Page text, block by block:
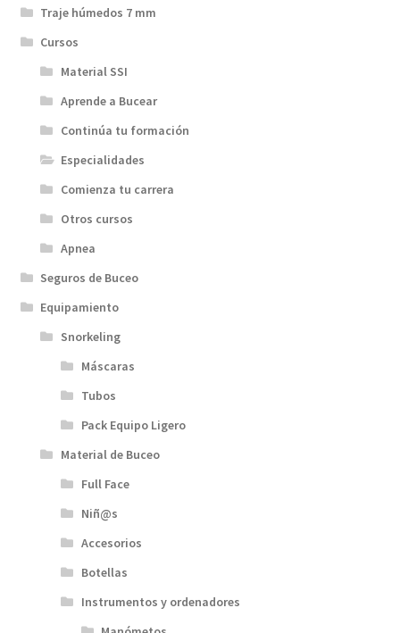
Traje húmedos 7 mm
Cursos
Material SSI
Aprende a Bucear
Continúa tu formación
Especialidades
Comienza tu carrera
Otros cursos
Apnea
Seguros de Buceo
Equipamiento
Snorkeling
Máscaras
Tubos
Pack Equipo Ligero
Material de Buceo
Full Face
Niñ@s
Accesorios
Botellas
Instrumentos y ordenadores